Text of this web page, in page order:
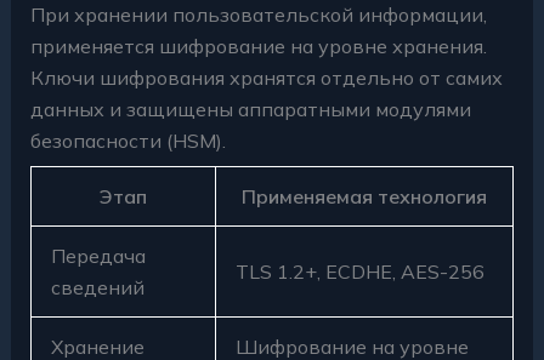
При хранении пользовательской информации,
применяется шифрование на уровне хранения.
Ключи шифрования хранятся отдельно от самих
данных и защищены аппаратными модулями
безопасности (HSM).
Этап Применяемая технология
Передача
сведений
TLS 1.2+, ECDHE, AES-256
Хранение
Шифрование на уровне